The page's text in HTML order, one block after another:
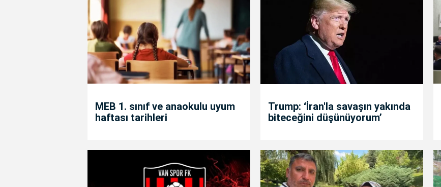
MEB 1. sınıf ve anaokulu uyum
haftası tarihleri
Trump: ‘İran'la savaşın yakında
biteceğini düşünüyorum’